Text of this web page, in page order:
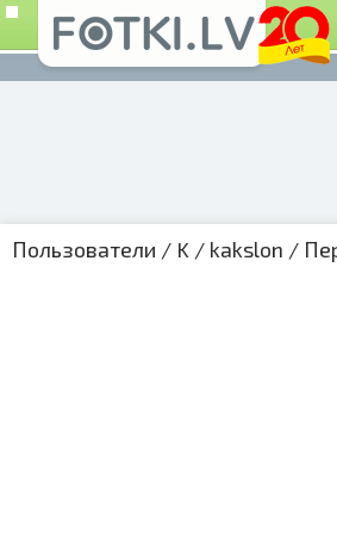
Пользователи / K / kakslon /